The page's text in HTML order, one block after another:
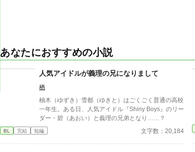
あなたにおすすめの小説
人気アイドルが義理の兄になりまして
栖
柚木（ゆずき）雪都（ゆきと）はごくごく普通の高校
一年生。ある日、人気アイドル『Shiny Boys』のリー
ダー・碧（あおい）と義理の兄弟となり……？
BL 完結 短編 文字数：20,184